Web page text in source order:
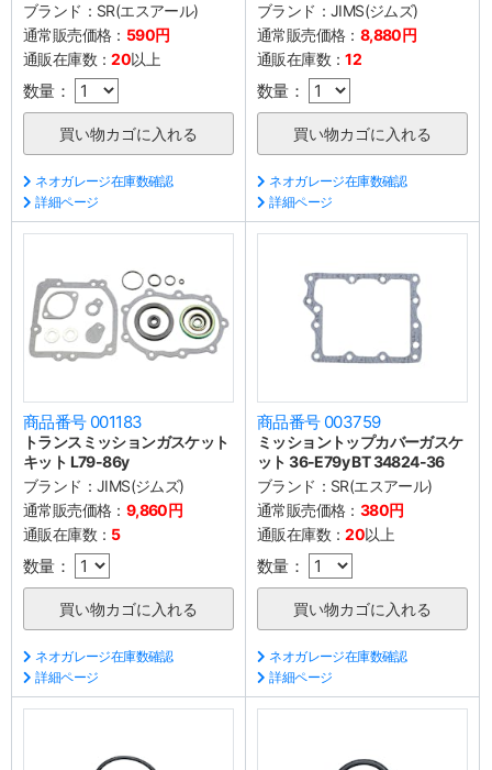
ブランド： SR(エスアール)
通常販売価格： 590円
通販在庫数：20以上
数量：
ネオガレージ在庫数確認
詳細ページ
ブランド： JIMS(ジムズ)
通常販売価格： 8,880円
通販在庫数：12
数量：
ネオガレージ在庫数確認
詳細ページ
商品番号 001183
トランスミッションガスケット
キット L79-86y
ブランド： JIMS(ジムズ)
通常販売価格： 9,860円
通販在庫数： 5
数量：
ネオガレージ在庫数確認
詳細ページ
商品番号 003759
ミッショントップカバーガスケ
ット 36-E79y BT 34824-36
ブランド： SR(エスアール)
通常販売価格： 380円
通販在庫数：20以上
数量：
ネオガレージ在庫数確認
詳細ページ